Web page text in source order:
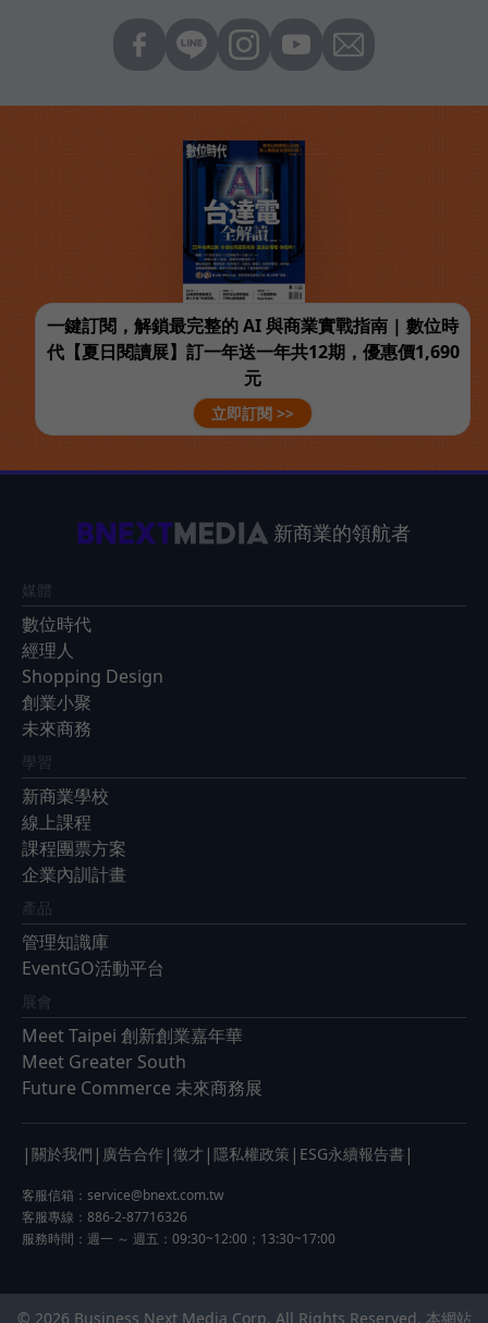
一鍵訂閱，解鎖最完整的 AI 與商業實戰指南 | 數位時
代【夏日閱讀展】訂一年送一年共12期，優惠價1,690
元
立即訂閱 >>
新商業的領航者
媒體
數位時代
經理人
Shopping Design
創業小聚
未來商務
學習
新商業學校
線上課程
課程團票方案
企業內訓計畫
產品
管理知識庫
EventGO活動平台
展會
Meet Taipei 創新創業嘉年華
Meet Greater South
Future Commerce 未來商務展
| 關於我們 | 廣告合作 | 徵才 | 隱私權政策 | ESG永續報告書 |
客服信箱： service@bnext.com.tw
客服專線：886-2-87716326
服務時間：週一 ～ 週五：09:30~12:00；13:30~17:00
© 2026 Business Next Media Corp. All Rights Reserved. 本網站